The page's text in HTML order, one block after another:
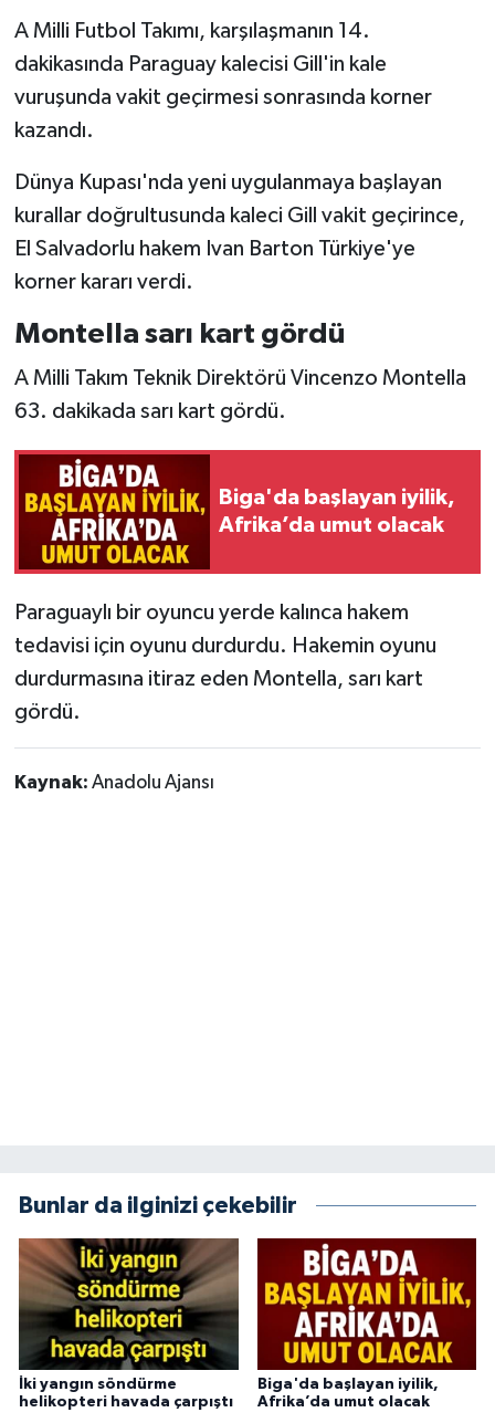
A Milli Futbol Takımı, karşılaşmanın 14.
dakikasında Paraguay kalecisi Gill'in kale
vuruşunda vakit geçirmesi sonrasında korner
kazandı.
Dünya Kupası'nda yeni uygulanmaya başlayan
kurallar doğrultusunda kaleci Gill vakit geçirince,
El Salvadorlu hakem Ivan Barton Türkiye'ye
korner kararı verdi.
Montella sarı kart gördü
A Milli Takım Teknik Direktörü Vincenzo Montella
63. dakikada sarı kart gördü.
Biga'da başlayan iyilik,
Afrika’da umut olacak
Paraguaylı bir oyuncu yerde kalınca hakem
tedavisi için oyunu durdurdu. Hakemin oyunu
durdurmasına itiraz eden Montella, sarı kart
gördü.
Kaynak: Anadolu Ajansı
Bunlar da ilginizi çekebilir
İki yangın söndürme
helikopteri havada çarpıştı
Biga'da başlayan iyilik,
Afrika’da umut olacak